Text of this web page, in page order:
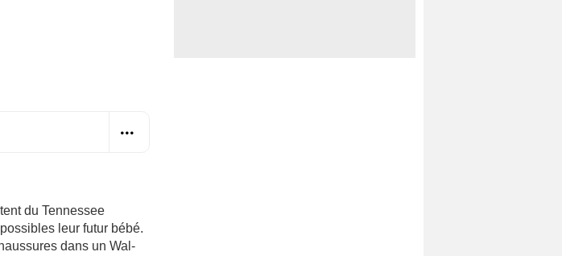
du Tennessee
leur futur bébé.
dans un Wal-